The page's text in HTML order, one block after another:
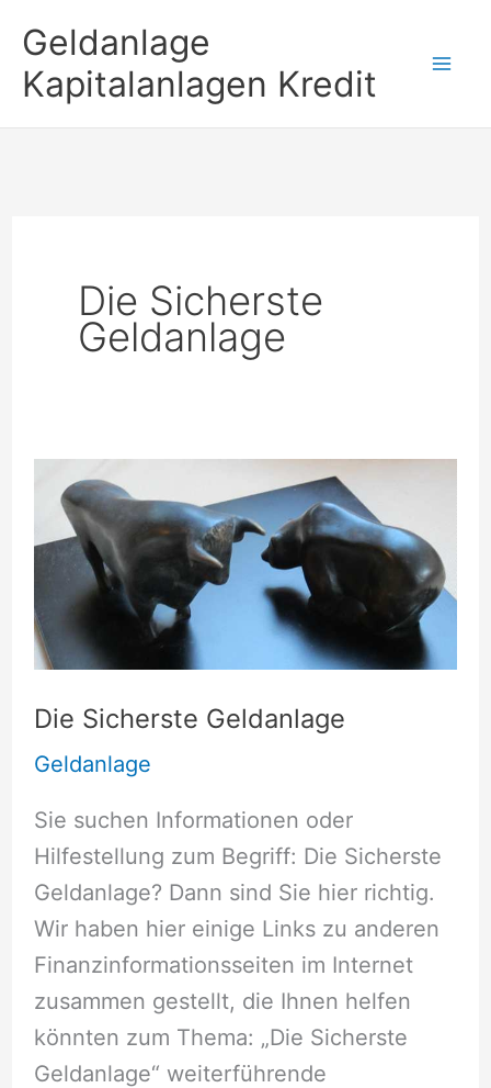
Inhalt
springen
Geldanlage
Kapitalanlagen Kredit
Die Sicherste
Geldanlage
Die Sicherste Geldanlage
Geldanlage
Sie suchen Informationen oder
Hilfestellung zum Begriff: Die Sicherste
Geldanlage? Dann sind Sie hier richtig.
Wir haben hier einige Links zu anderen
Finanzinformationsseiten im Internet
zusammen gestellt, die Ihnen helfen
könnten zum Thema: „Die Sicherste
Geldanlage“ weiterführende